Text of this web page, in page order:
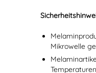
Mikrowelle